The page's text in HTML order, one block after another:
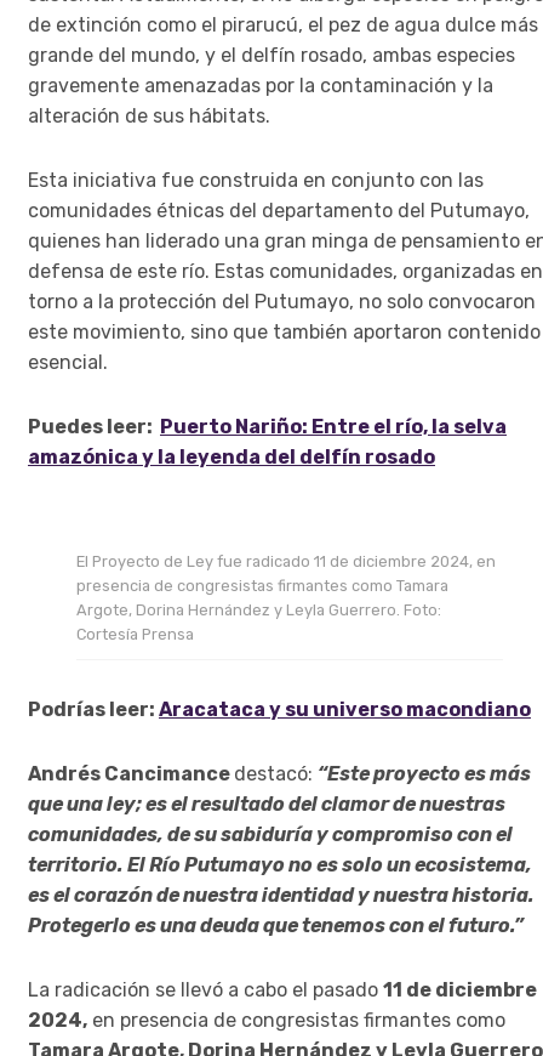
de extinción como el pirarucú, el pez de agua dulce más
grande del mundo, y el delfín rosado, ambas especies
gravemente amenazadas por la contaminación y la
alteración de sus hábitats.
Esta iniciativa fue construida en conjunto con las
comunidades étnicas del departamento del Putumayo,
quienes han liderado una gran minga de pensamiento
defensa de este río. Estas comunidades, organizadas en
torno a la protección del Putumayo, no solo convocaron
este movimiento, sino que también aportaron contenido
esencial.
Puedes leer: Puerto Nariño: Entre el río, la selva
amazónica y la leyenda del delfín rosado
El Proyecto de Ley fue radicado 11 de diciembre 2024, en
presencia de congresistas firmantes como Tamara
Argote, Dorina Hernández y Leyla Guerrero. Foto:
Cortesía Prensa
Podrías leer: Aracataca y su universo macondiano
Andrés Cancimance destacó: “Este proyecto es más
que una ley; es el resultado del clamor de nuestras
comunidades, de su sabiduría y compromiso con el
territorio. El Río Putumayo no es solo un ecosistema,
es el corazón de nuestra identidad y nuestra historia.
Protegerlo es una deuda que tenemos con el futuro.”
La radicación se llevó a cabo el pasado 11 de diciembre
2024, en presencia de congresistas firmantes como
Tamara Argote, Dorina Hernández y Leyla Guerrero